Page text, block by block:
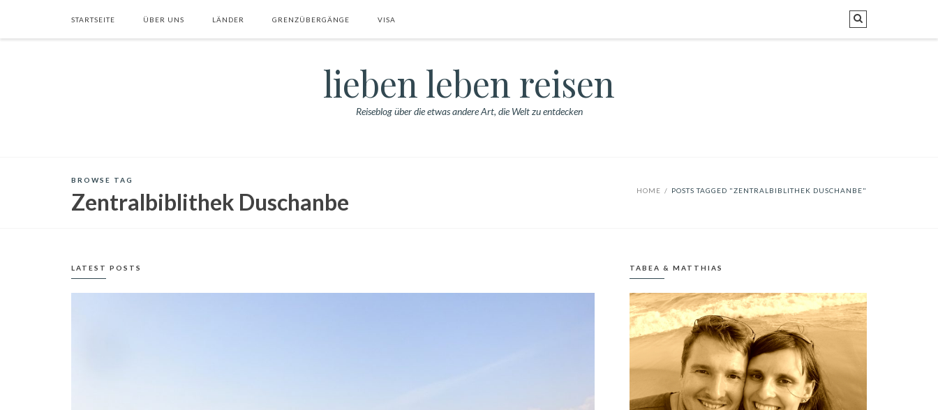
STARTSEITE ÜBER UNS LÄNDER GRENZÜBERGÄNGE VISA
lieben leben reisen
Reiseblog über die etwas andere Art, die Welt zu entdecken
BROWSE TAG
Zentralbiblithek Duschanbe HOME / POSTS TAGGED "ZENTRALBIBLITHEK DUSCHANBE"
LATEST POSTS TABEA & MATTHIAS